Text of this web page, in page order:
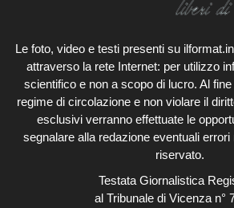
Le foto, video e testi presenti su
attraverso la rete Internet: per utilizzo
scientifico e non a scopo di lucro. Al
regime di circolazione e non violare il
esclusivi verranno effettuate le
segnalare alla redazione eventuali
riservato.
Testata Giornalistica
al Tribunale di Vicenza n°